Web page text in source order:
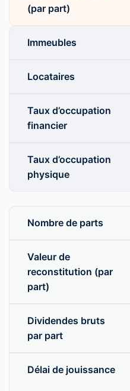
(par part)
Immeubles
Locataires
Taux d’occupation
financier
Taux d’occupation
physique
Nombre de parts
Valeur de
reconstitution (par
part)
Dividendes bruts
par part
Délai de jouissance